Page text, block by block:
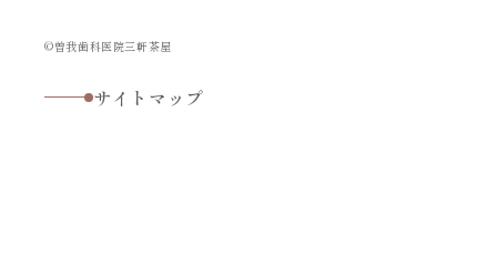
©曽我歯科医院三軒茶屋
サイトマップ